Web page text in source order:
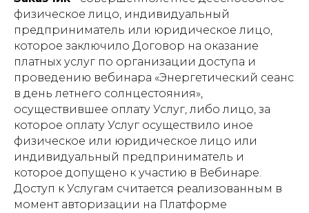
физическое лицо, индивидуальный
предприниматель или юридическое лицо,
которое заключило Договор на оказание
платных услуг по организации доступа и
проведению вебинара «Энергетический сеанс
в день летнего солнцестояния»,
осуществившее оплату Услуг, либо лицо, за
которое оплату Услуг осуществило иное
физическое или юридическое лицо или
индивидуальный предприниматель и
которое допущено к участию в Вебинаре.
Доступ к Услугам считается реализованным в
момент авторизации на Платформе